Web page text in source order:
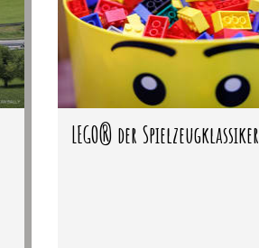
LEGO® der Spielzeugklassiker